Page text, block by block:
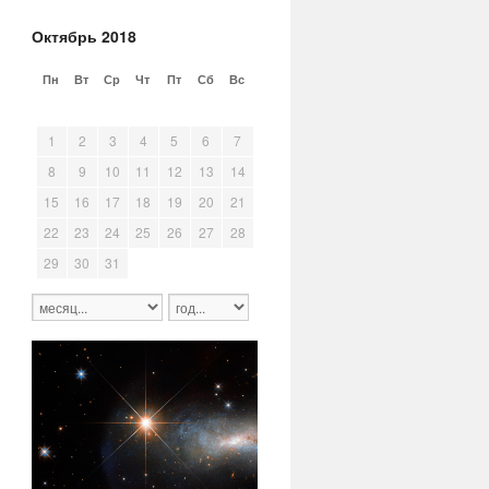
Октябрь 2018
Пн Вт Ср Чт Пт Сб Вс
1
2 3 4 5 6
7
8
9 10 11 12 13
14
15
16 17 18 19 20
21
22
23 24 25 26 27
28
29
30 31